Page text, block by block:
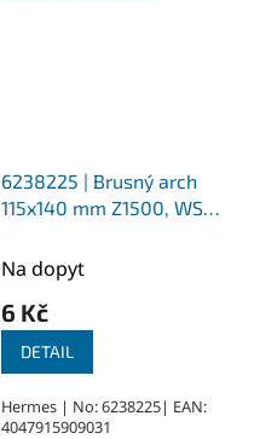
6238225 | Brusný arch
115x140 mm Z1500, WS
Na dopyt
6 Kč
DETAIL
Hermes | No: 6238225| EAN:
4047915909031